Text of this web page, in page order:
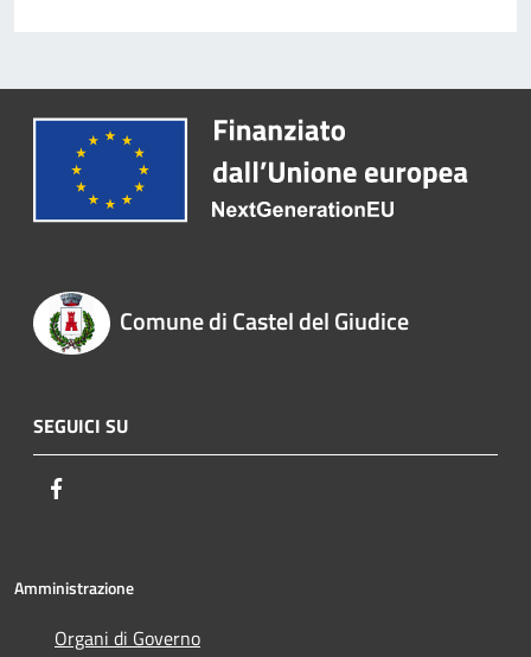
Comune di Castel del Giudice
SEGUICI SU
Amministrazione
Organi di Governo